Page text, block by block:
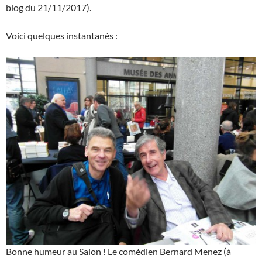
blog du 21/11/2017).
Voici quelques instantanés :
Bonne humeur au Salon ! Le comédien Bernard Menez (à